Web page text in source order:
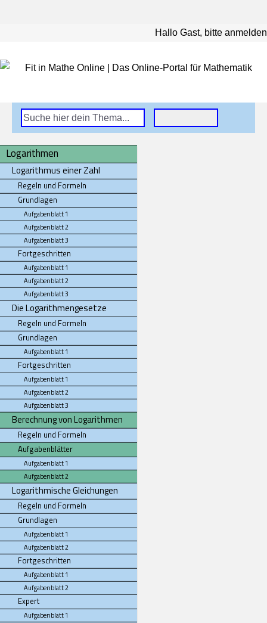
Hallo Gast, bitte anmelden
Logarithmen
Logarithmus einer Zahl
Regeln und Formeln
Grundlagen
Aufgabenblatt 1
Aufgabenblatt 2
Aufgabenblatt 3
Fortgeschritten
Aufgabenblatt 1
Aufgabenblatt 2
Aufgabenblatt 3
Die Logarithmengesetze
Regeln und Formeln
Grundlagen
Aufgabenblatt 1
Fortgeschritten
Aufgabenblatt 1
Aufgabenblatt 2
Aufgabenblatt 3
Berechnung von Logarithmen
Regeln und Formeln
Aufgabenblätter
Aufgabenblatt 1
Aufgabenblatt 2
Logarithmische Gleichungen
Regeln und Formeln
Grundlagen
Aufgabenblatt 1
Aufgabenblatt 2
Fortgeschritten
Aufgabenblatt 1
Aufgabenblatt 2
Expert
Aufgabenblatt 1